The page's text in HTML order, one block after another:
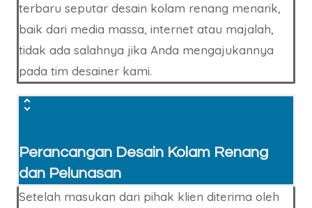
terbaru seputar desain kolam renang menarik,
baik dari media massa, internet atau majalah,
tidak ada salahnya jika Anda mengajukannya
pada tim desainer kami.
Perancangan Desain Kolam Renang
dan Pelunasan
Setelah masukan dari pihak klien diterima oleh